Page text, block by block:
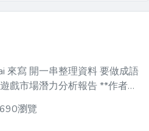
日 ## 摘要 本報告
遊戲的市場潛力，...
690瀏覽